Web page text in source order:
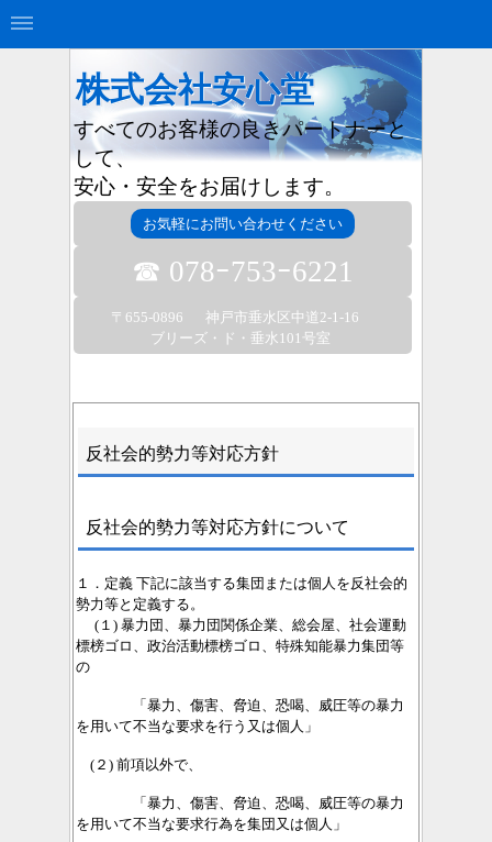
株式会社安心堂
すべてのお客様の良きパートナーと
して、
安心・安全をお届けします。
お気軽にお問い合わせください
☎ 078ｰ753ｰ6221
〒655-0896
神戸市垂水区中道2-1-16
ブリーズ・ド・垂水101号室
反社会的勢力等対応方針
反社会的勢力等対応方針について
１．定義 下記に該当する集団または個人を反社会的
勢力等と定義する。
(１) 暴力団、暴力団関係企業、総会屋、社会運動
標榜ゴロ、政治活動標榜ゴロ、特殊知能暴力集団等
の
「暴力、傷害、脅迫、恐喝、威圧等の暴力
を用いて不当な要求を行う又は個人」
(２) 前項以外で、
「暴力、傷害、脅迫、恐喝、威圧等の暴力
を用いて不当な要求行為を集団又は個人」